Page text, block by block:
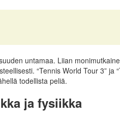
untamaa. Liian
“Tennis World Tour 3” ja
todellista peliä.
ja fysiikka